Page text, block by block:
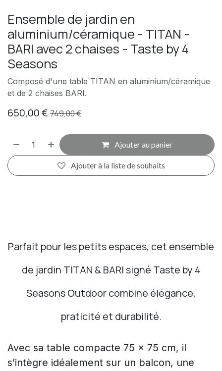
Ensemble de jardin en
aluminium/céramique - TITAN -
BARI avec 2 chaises - Taste by 4
Seasons
Composé d'une table TITAN en aluminium/céramique
et de 2 chaises BARI.
650,00€ 749,00€
Ajouter au panier
Ajouter à la liste de souhaits
Parfait pour les petits espaces, cet ensemble
de jardin TITAN & BARI signé Taste by 4
Seasons Outdoor combine élégance,
praticité et durabilité.
Avec sa table compacte 75 x 75 cm, il
s’intègre idéalement sur un balcon, une